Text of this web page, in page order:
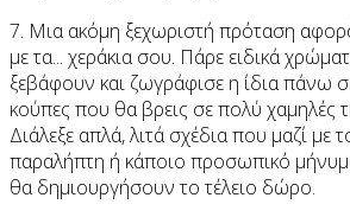
7. Μια ακόμη ξεχωριστή πρόταση
με τα... χεράκια σου. Πάρε ειδικά
ξεβάφουν και ζωγράφισε η ίδια πάνω
κούπες που θα βρεις σε πολύ χαμηλές
Διάλεξε απλά, λιτά σχέδια που μαζί με
παραλήπτη ή κάποιο προσωπικό
θα δημιουργήσουν το τέλειο δώρο.